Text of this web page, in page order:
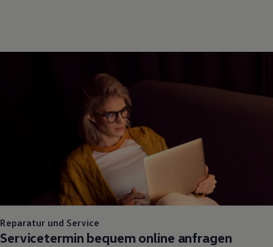
Reparatur und Service
Servicetermin bequem online anfragen